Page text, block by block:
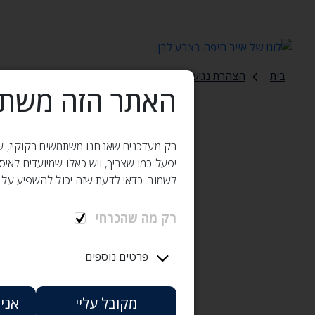
האתר הזה
רק מעדכנים שאנחנו משתמשים בקוקיז,
יפעל כמו שצריך, ויש כאלו שמיועדים
לשמור. כדאי לדעת שזה יכול להשפיע
רק מה שהכרחי
פרטים נוספים
מקובל עליי
בית
הצהרת נגישות
הצהרת
רקע
האינטרנט מהווה
המוצג באתר‚ ולאפשר
אנו שואפים להבטיח כי